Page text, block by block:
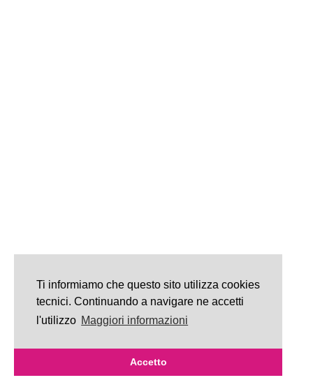
Ti informiamo che questo sito utilizza cookies
tecnici. Continuando a navigare ne accetti
l'utilizzo Maggiori informazioni
Accetto